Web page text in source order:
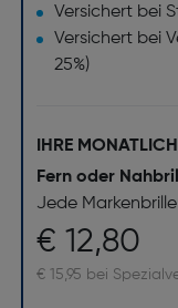
Versichert bei
Versichert bei
25%)
IHRE
Fern oder
Jede
€ 12,80
€ 15,95 bei